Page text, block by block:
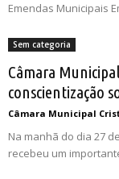
Emendas Municipais
Sem categoria
Câmara
conscientização
Câmara Municipal
Na manhã do dia 27
recebeu um